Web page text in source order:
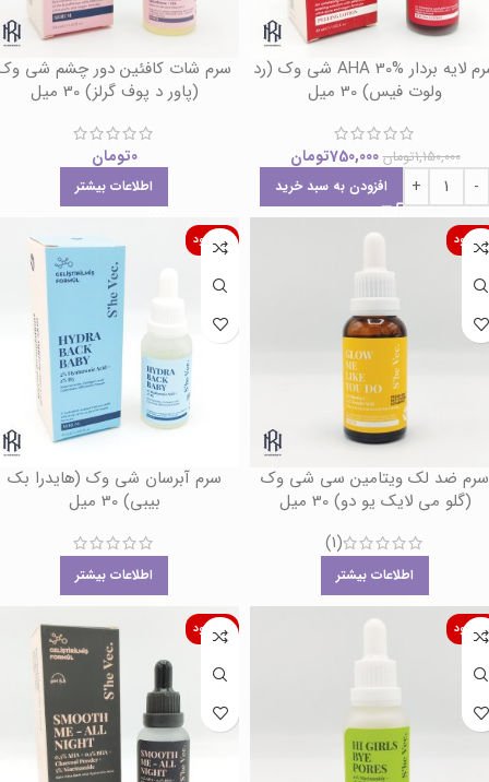
سرم لایه بردار AHA 30% شی وک (رد
ولوت فیس) 30 میل
1,150,000تومان 750,000تومان
افزودن به سبد خرید
سرم شات کافئین دور چشم شی
(پاور د پوف گرلز) 30 میل
0تومان
اطلاعات بیشتر
سرم ضد لک ویتامین سی شی وک
(گلو می لایک یو دو) 30 میل
(1)
اطلاعات بیشتر
ناموجود
سرم آبرسان شی وک (هایدرا بک
بیبی) 30 میل
اطلاعات بیشتر
ناموجود